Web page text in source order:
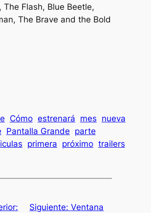
The Flash, Blue Beetle,
The Brave and the Bold
Cómo estrenará mes nueva
Pantalla Grande parte
primera próximo trailers
Siguiente:Ventana